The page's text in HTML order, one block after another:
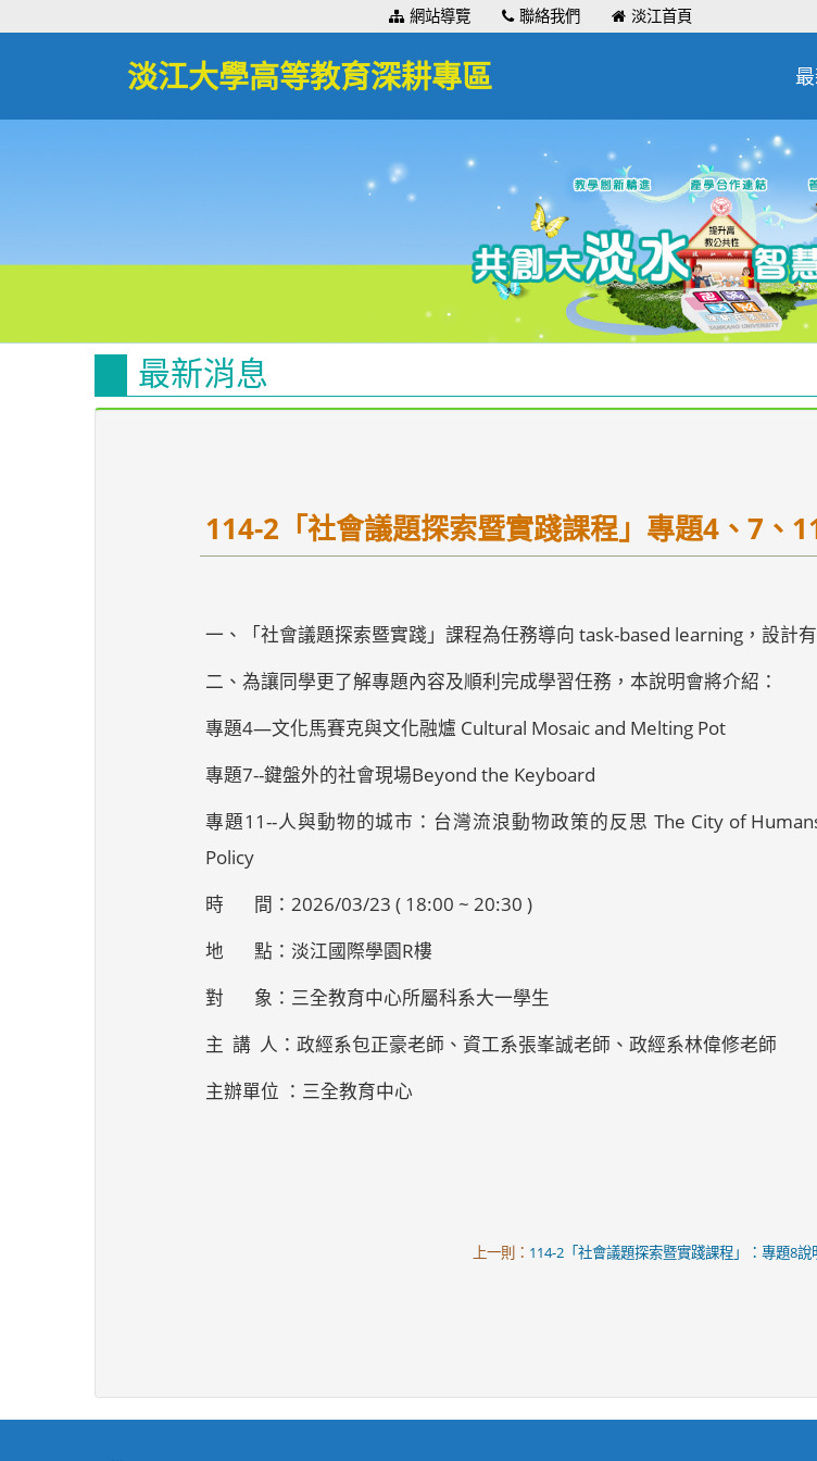
網站導覽 聯絡我們 淡江首頁
淡江大學高等教育深耕專區
最新消息
114-2「社會議題探索暨實踐課程」專題4、7、
一、「社會議題探索暨實踐」課程為任務導向 task-based learning，設計
二、為讓同學更了解專題內容及順利完成學習任務，本說明會將介紹：
專題4—文化馬賽克與文化融爐 Cultural Mosaic and Melting Pot
專題7--鍵盤外的社會現場Beyond the Keyboard
專題11--人與動物的城市：台灣流浪動物政策的反思 The City of
Policy
時 間：2026/03/23 ( 18:00 ~ 20:30 )
地 點：淡江國際學園R樓
對 象：三全教育中心所屬科系大一學生
主 講 人：政經系包正豪老師、資工系張峯誠老師、政經系林偉修老師
主辦單位 ：三全教育中心
上一則： 114-2「社會議題探索暨實踐課程」：專題8